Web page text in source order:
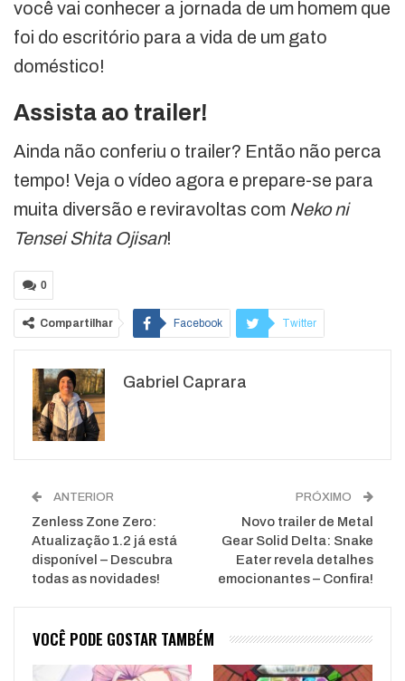
você vai conhecer a jornada de um homem que
foi do escritório para a vida de um gato
doméstico!
Assista ao trailer!
Ainda não conferiu o trailer? Então não perca
tempo! Veja o vídeo agora e prepare-se para
muita diversão e reviravoltas com Neko ni
Tensei Shita Ojisan!
0
Compartilhar Facebook Twitter
WhatsApp
Gabriel Caprara
ANTERIOR
Zenless Zone Zero:
Atualização 1.2 já está
disponível – Descubra
todas as novidades!
PRÓXIMO
Novo trailer de Metal
Gear Solid Delta: Snake
Eater revela detalhes
emocionantes – Confira!
VOCÊ PODE GOSTAR TAMBÉM